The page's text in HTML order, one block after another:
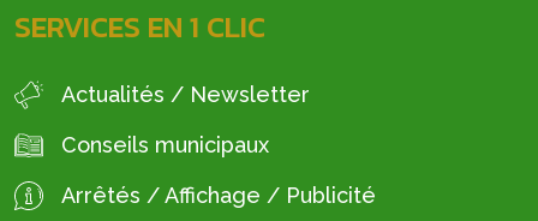
SERVICES EN 1 CLIC
Actualités / Newsletter
Conseils municipaux
Arrêtés / Affichage / Publicité